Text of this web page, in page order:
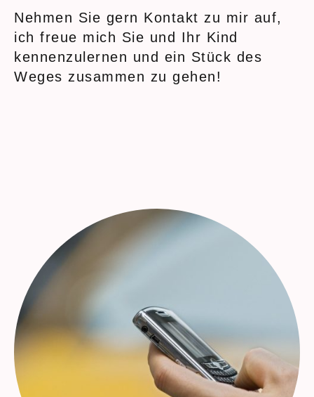
Nehmen Sie gern Kontakt zu mir auf,
ich freue mich Sie und Ihr Kind
kennenzulernen und ein Stück des
Weges zusammen zu gehen!